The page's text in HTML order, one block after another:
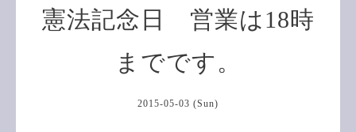
憲法記念日 営業は18時
までです。
2015-05-03 (Sun)